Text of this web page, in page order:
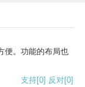
便。功能的布局也
支持[0] 反对[0]